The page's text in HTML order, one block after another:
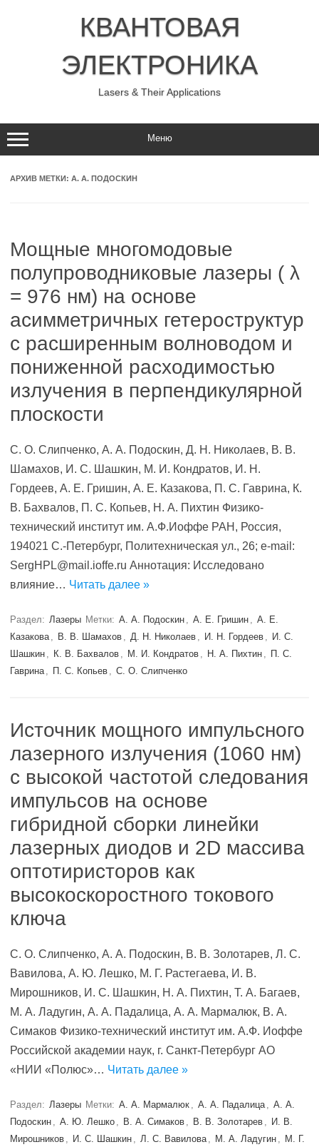
КВАНТОВАЯ
ЭЛЕКТРОНИКА
Lasers & Their Applications
Меню
АРХИВ МЕТКИ: А. А. ПОДОСКИН
Мощные многомодовые
полупроводниковые лазеры ( λ
= 976 нм) на основе
асимметричных гетероструктур
с расширенным волноводом и
пониженной расходимостью
излучения в перпендикулярной
плоскости
С. О. Слипченко, А. А. Подоскин, Д. Н. Николаев, В. В.
Шамахов, И. С. Шашкин, М. И. Кондратов, И. Н.
Гордеев, А. Е. Гришин, А. Е. Казакова, П. С. Гаврина, К.
В. Бахвалов, П. С. Копьев, Н. А. Пихтин Физико-
технический институт им. А.Ф.Иоффе РАН, Россия,
194021 С.-Петербург, Политехническая ул., 26; e-mail:
SergHPL@mail.ioffe.ru Аннотация: Исследовано
влияние… Читать далее »
Раздел: Лазеры Метки: А. А. Подоскин , А. Е. Гришин , А. Е.
Казакова , В. В. Шамахов , Д. Н. Николаев , И. Н. Гордеев , И. С.
Шашкин , К. В. Бахвалов , М. И. Кондратов , Н. А. Пихтин , П. С.
Гаврина , П. С. Копьев , С. О. Слипченко
Источник мощного импульсного
лазерного излучения (1060 нм)
с высокой частотой следования
импульсов на основе
гибридной сборки линейки
лазерных диодов и 2D массива
оптотиристоров как
высокоскоростного токового
ключа
С. О. Слипченко, А. А. Подоскин, В. В. Золотарев, Л. С.
Вавилова, А. Ю. Лешко, М. Г. Растегаева, И. В.
Мирошников, И. С. Шашкин, Н. А. Пихтин, Т. А. Багаев,
М. А. Ладугин, А. А. Падалица, А. А. Мармалюк, В. А.
Симаков Физико-технический институт им. А.Ф. Иоффе
Российской академии наук, г. Санкт-Петербург АО
«НИИ «Полюс»… Читать далее »
Раздел: Лазеры Метки: А. А. Мармалюк , А. А. Падалица , А. А.
Подоскин , А. Ю. Лешко , В. А. Симаков , В. В. Золотарев , И. В.
Мирошников , И. С. Шашкин , Л. С. Вавилова , М. А. Ладугин , М. Г.